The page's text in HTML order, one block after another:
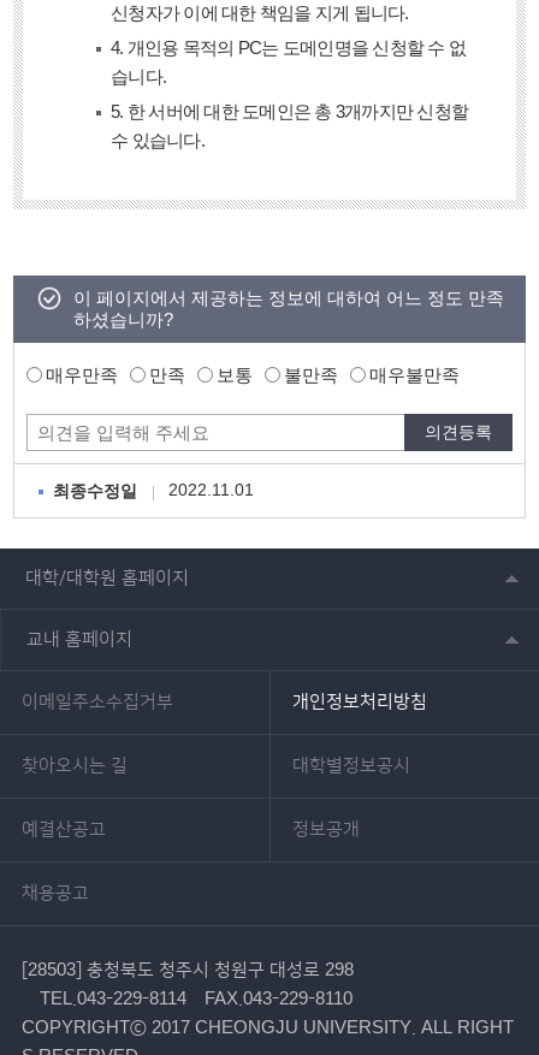
신청자가 이에 대한 책임을 지게 됩니다.
4. 개인용 목적의 PC는 도메인명을 신청할 수 없
습니다.
5. 한 서버에 대한 도메인은 총 3개까지만 신청할
수 있습니다.
이 페이지에서 제공하는 정보에 대하여 어느 정도 만족
하셨습니까?
매우만족 만족 보통 불만족 매우불만족
최종수정일 2022.11.01
대학/대학원 홈페이지
교내 홈페이지
이메일주소수집거부 개인정보처리방침
찾아오시는 길 대학별정보공시
예결산공고 정보공개
채용공고
[28503] 충청북도 청주시 청원구 대성로 298
TEL.043-229-8114
FAX.043-229-8110
COPYRIGHTⓒ 2017 CHEONGJU UNIVERSITY. ALL RIGHT